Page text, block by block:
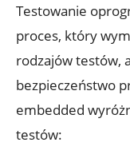
Testowanie
proces, który
rodzajów testów,
bezpieczeństwo
embedded
testów: